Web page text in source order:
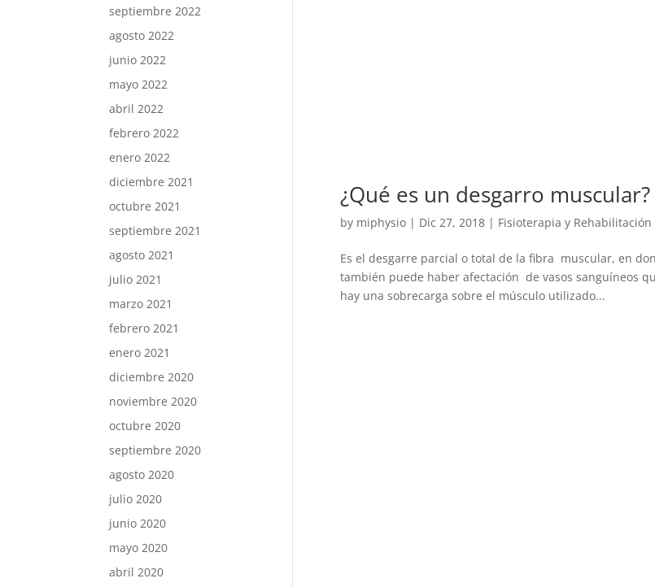
¿Qué es un desgarro muscular?
by miphysio| Dic 27, 2018| Fisioterapia y Rehabilitación
Es el desgarre parcial o total de la fibra muscular, en
también puede haber afectación de vasos sanguíneos
hay una sobrecarga sobre el músculo utilizado...
septiembre 2022
agosto 2022
junio 2022
mayo 2022
abril 2022
febrero 2022
enero 2022
diciembre 2021
octubre 2021
septiembre 2021
agosto 2021
julio 2021
marzo 2021
febrero 2021
enero 2021
diciembre 2020
noviembre 2020
octubre 2020
septiembre 2020
agosto 2020
julio 2020
junio 2020
mayo 2020
abril 2020